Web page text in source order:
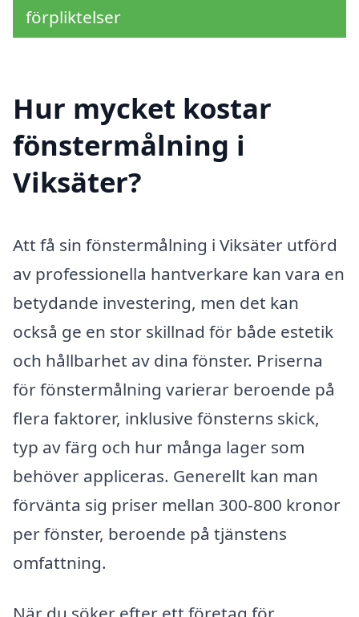
förpliktelser
Hur mycket kostar
fönstermålning i
Viksäter?
Att få sin fönstermålning i Viksäter utförd
av professionella hantverkare kan vara en
betydande investering, men det kan
också ge en stor skillnad för både estetik
och hållbarhet av dina fönster. Priserna
för fönstermålning varierar beroende på
flera faktorer, inklusive fönsterns skick,
typ av färg och hur många lager som
behöver appliceras. Generellt kan man
förvänta sig priser mellan 300-800 kronor
per fönster, beroende på tjänstens
omfattning.